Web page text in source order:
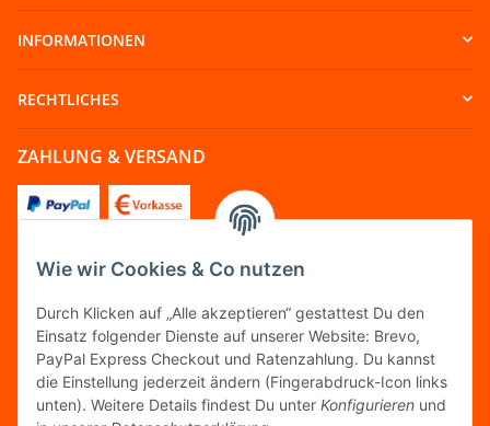
Wie wir Cookies & Co nutzen
Durch Klicken auf „Alle akzeptieren“ gestattest Du den
Einsatz folgender Dienste auf unserer Website: Brevo,
PayPal Express Checkout und Ratenzahlung. Du kannst
die Einstellung jederzeit ändern (Fingerabdruck-Icon links
unten). Weitere Details findest Du unter Konfigurieren und
INFORMATIONEN
RECHTLICHES
ZAHLUNG & VERSAND
FOLGT UNS
FAIRCOMMERCE